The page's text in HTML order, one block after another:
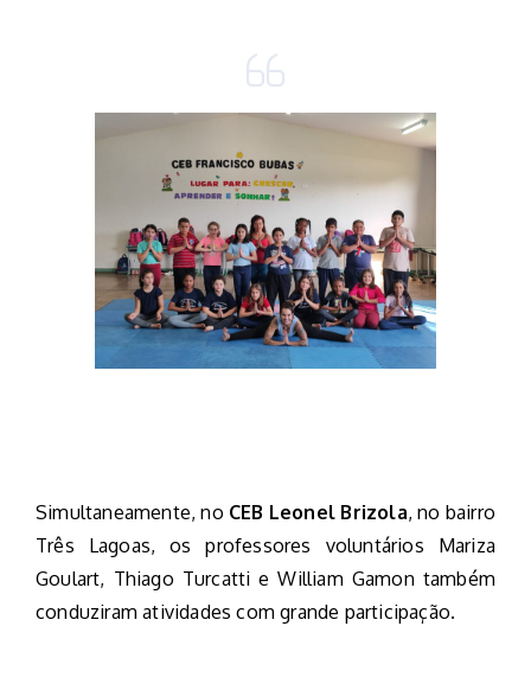
Simultaneamente, no CEB Leonel Brizola, no bairro
Três Lagoas, os professores voluntários Mariza
Goulart, Thiago Turcatti e William Gamon também
conduziram atividades com grande participação.